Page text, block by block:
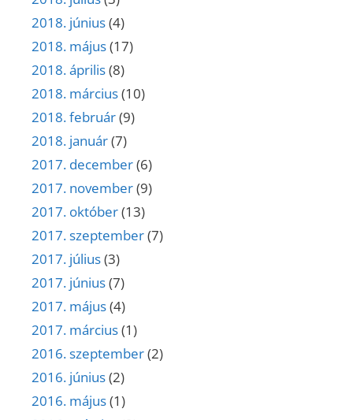
2018. június(4)
2018. május(17)
2018. április(8)
2018. március(10)
2018. február(9)
2018. január(7)
2017. december(6)
2017. november(9)
2017. október(13)
2017. szeptember(7)
2017. július(3)
2017. június(7)
2017. május(4)
2017. március(1)
2016. szeptember(2)
2016. június(2)
2016. május(1)